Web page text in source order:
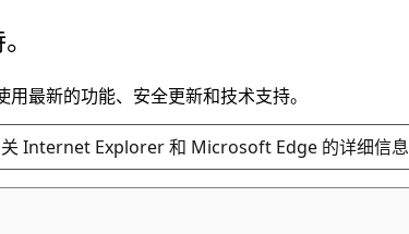
最新的功能、安全更新和技术支持。
Internet Explorer 和 Microsoft Edge 的详细信息